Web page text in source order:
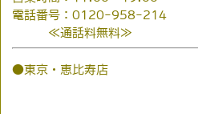
電話番号：0120-958-214
≪通話料無料≫
●東京・恵比寿店